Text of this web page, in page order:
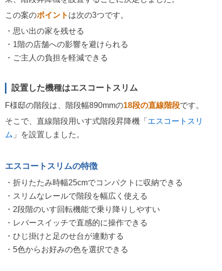
この案のポイント は次の3つです。
・思い出の家を残せる
・1階の店舗への影響を避けられる
・ご主人の負担を軽減できる
設置した機種はエスコートスリム
F様邸の階段は、階段幅890mmの18段の直線階段です。
そこで、直線階段用いす式階段昇降機「 エスコートスリ
ム 」を設置しました。
エスコートスリムの特徴
・折りたたみ時幅25cmでコンパクトに収納できる
・スリムなレールで階段を幅広く使える
・2段階のいす回転機能で乗り降りしやすい
・レバースイッチで直感的に操作できる
・ひじ掛けと足のせ台が連動する
・5色からお好みの色を選択できる